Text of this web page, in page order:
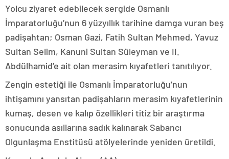
Yolcu ziyaret edebilecek sergide Osmanlı
İmparatorluğu’nun 6 yüzyıllık tarihine damga vuran beş
padişahtan; Osman Gazi, Fatih Sultan Mehmed, Yavuz
Sultan Selim, Kanuni Sultan Süleyman ve II.
Abdülhamid’e ait olan merasim kıyafetleri tanıtılıyor.
Zengin estetiği ile Osmanlı İmparatorluğu’nun
ihtişamını yansıtan padişahların merasim kıyafetlerinin
kumaş, desen ve kalıp özellikleri titiz bir araştırma
sonucunda asıllarına sadık kalınarak Sabancı
Olgunlaşma Enstitüsü atölyelerinde yeniden üretildi.